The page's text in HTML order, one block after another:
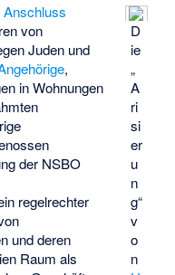
D
ie
„
A
ri
si
er
u
n
g“
v
o
n
Anschluss
von
Juden und
,
in Wohnungen
der NSBO
regelrechter
und deren
Raum als